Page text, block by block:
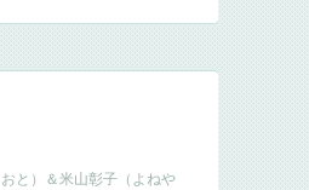
と）＆米山彰子（よねや